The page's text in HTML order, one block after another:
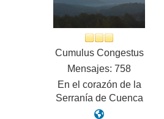
Cumulus Congestus
Mensajes: 758
En el corazón de la
Serranía de Cuenca